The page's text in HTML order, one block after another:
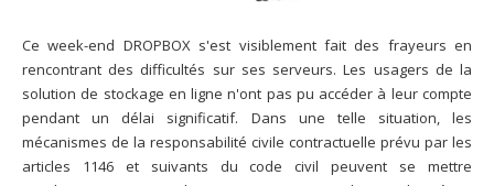
Ce week-end DROPBOX s'est visiblement fait des frayeurs en
rencontrant des difficultés sur ses serveurs. Les usagers de la
solution de stockage en ligne n'ont pas pu accéder à leur compte
pendant un délai significatif. Dans une telle situation, les
mécanismes de la responsabilité civile contractuelle prévu par les
articles 1146 et suivants du code civil peuvent se mettre